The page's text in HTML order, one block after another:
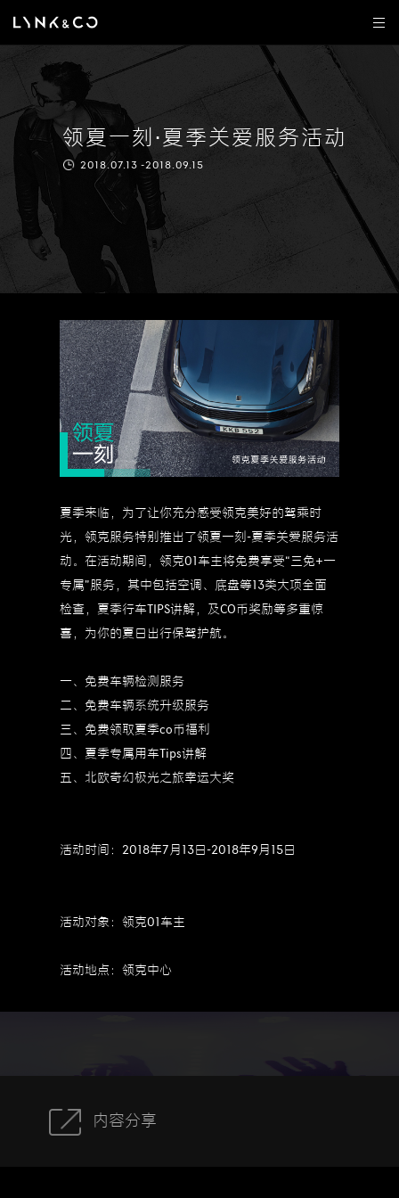
领夏一刻·夏季关爱服务活动
2018.07.13 -2018.09.15
夏季来临，为了让你充分感受领克美好的驾乘时
光，领克服务特别推出了领夏一刻-夏季关爱服务活
动。在活动期间，领克01车主将免费享受“三免+一
专属”服务，其中包括空调、底盘等13类大项全面
检查，夏季行车TIPS讲解，及CO币奖励等多重惊
喜，为你的夏日出行保驾护航。
一、免费车辆检测服务
二、免费车辆系统升级服务
三、免费领取夏季co币福利
四、夏季专属用车Tips讲解
五、北欧奇幻极光之旅幸运大奖
活动时间：2018年7月13日-2018年9月15日
活动对象：领克01车主
活动地点：领克中心
内容分享